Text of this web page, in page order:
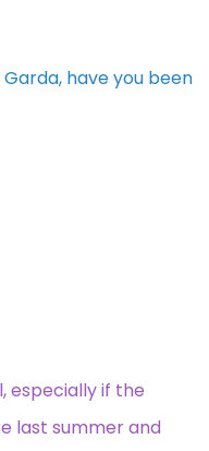
Garda, have you been
especially if the
last summer and